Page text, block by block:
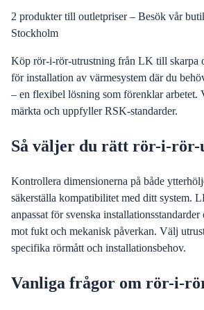
2 produkter till outletpriser – Besök vår
Stockholm
Köp rör-i-rör-utrustning från LK till skarpa
för installation av värmesystem där du
– en flexibel lösning som förenklar arbetet.
märkta och uppfyller RSK-standarder.
Så väljer du rätt rör-i-rör-
Kontrollera dimensionerna på både
säkerställa kompatibilitet med ditt system.
anpassat för svenska
mot fukt och mekanisk påverkan. Välj
specifika rörmått och installationsbehov.
Vanliga frågor om rör-i-